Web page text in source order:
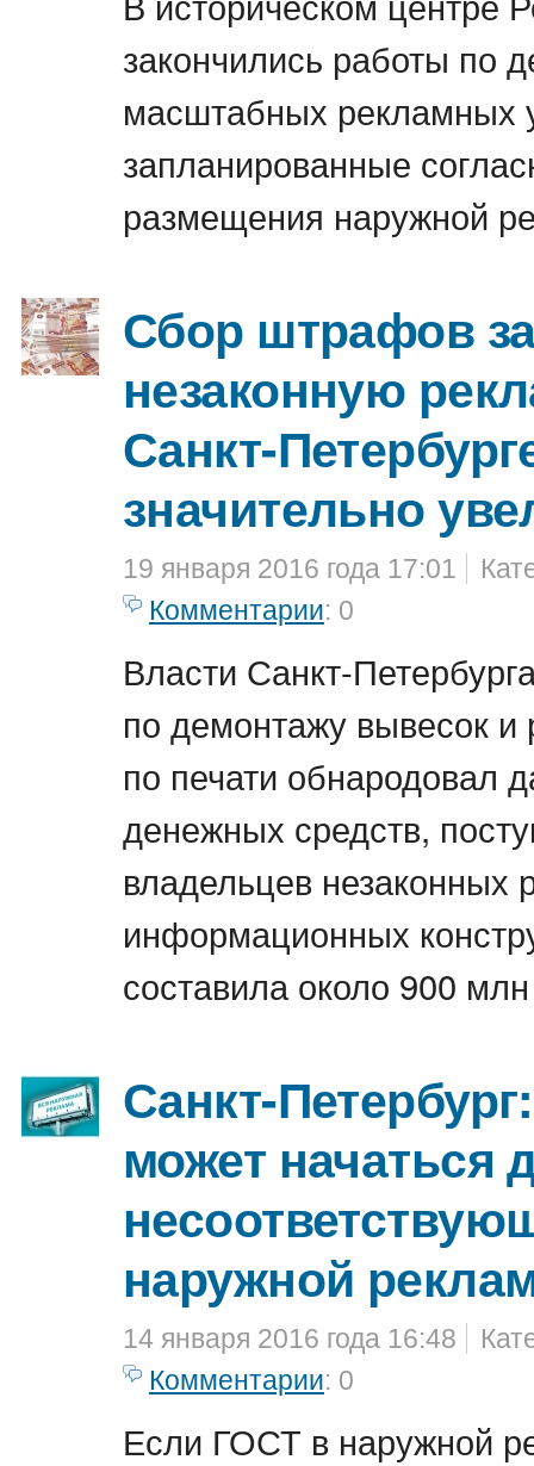
закончились работы по
масштабных рекламных
запланированные
размещения наружной
Сбор штрафов
незаконную
Санкт-
значительно
19 января 2016 года 17:01
Комментарии: 0
Власти Санкт-
по демонтажу вывесок
по печати обнародовал
денежных средств,
владельцев незаконных
информационных
составила около 900
Санкт-
может начаться
наружной
14 января 2016 года 16:48
Комментарии: 0
Если ГОСТ в наружной